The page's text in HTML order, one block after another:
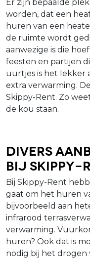
Er zijn bepaalde
worden, dat een
huren van een
de ruimte wordt
aanwezige is die
feesten en partijen
uurtjes is het lekker
extra verwarming.
Skippy-Rent. Zo
de kou staan.
Divers
bij Skippy-
Bij Skippy-Rent
gaat om het huren
bijvoorbeeld aan
infrarood
verwarming.
huren? Ook dat is
nodig bij het drogen